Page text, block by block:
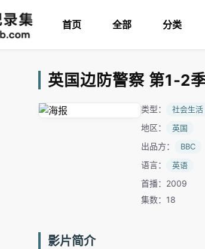
首页 全部 分类
英国边防警察 第1-2
类型： 社会生活
地区： 英国
出品方： BBC
语言： 英语
首播：2009
集数：18
影片简介